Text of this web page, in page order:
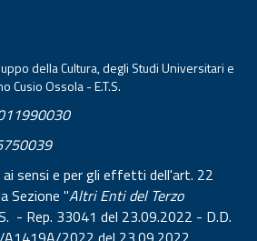
della Cultura, degli Studi Universitari e
Cusio Ossola - E.T.S.
sensi e per gli effetti dell'art. 22
Sezione "Altri Enti del Terzo
- Rep. 33041 del 23.09.2022 - D.D.